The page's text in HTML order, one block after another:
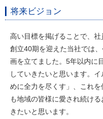
将来ビジョン
高い目標を掲げることで、社
創立40期を迎えた当社では
画を立てました。5年以内に
していきたいと思います。
めに全力を尽くす」、これ
も地域の皆様に愛され続け
きたいと思います。